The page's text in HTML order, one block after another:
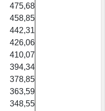
475,68
458,85
442,31
426,06
410,07
394,34
378,85
363,59
348,55